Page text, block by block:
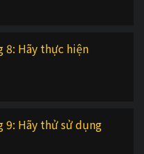
8: Hãy thực hiện
9: Hãy thử sử dụng